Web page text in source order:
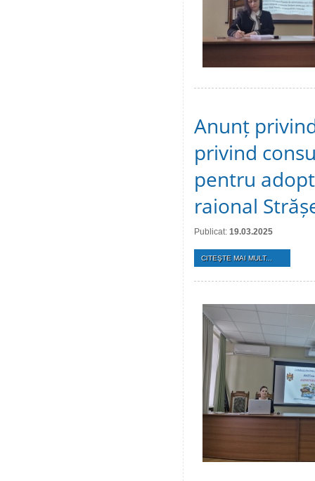
Anunț
privind
pentru
raional
Publicat: 19.03.2025
CITEŞTE MAI MULT...